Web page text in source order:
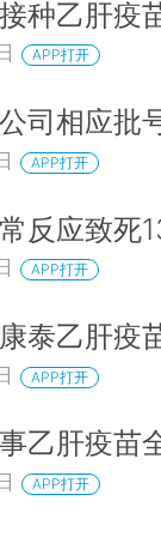
种乙肝疫
APP打开
司相应批
APP打开
反应致死
APP打开
泰乙肝疫
APP打开
乙肝疫苗
APP打开